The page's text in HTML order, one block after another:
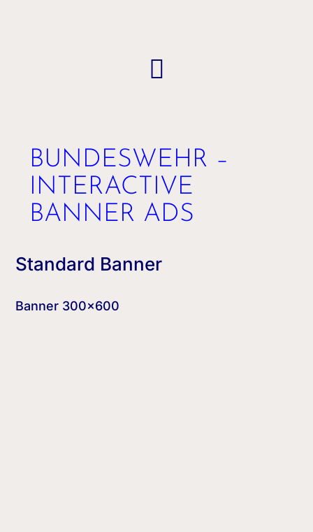

BUNDESWEHR –
INTERACTIVE
BANNER ADS
Standard Banner
Banner 300×600